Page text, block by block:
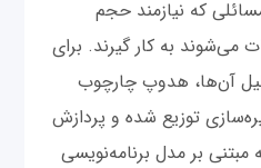
که نیازمند حجم
می‌شوند به کار گیرند. برای
آن‌ها، هدوپ چارچوب
توزیع شده و پردازش
مبتنی بر مدل برنامه‌نویسی